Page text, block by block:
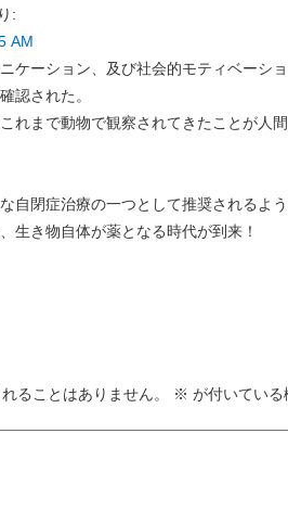
:
AM
ケーション、及び社会的モティベーシ
認された。
れまで動物で観察されてきたことが人
自閉症治療の一つとして推奨されるよ
生き物自体が薬となる時代が到来！
ることはありません。 ※ が付いてい